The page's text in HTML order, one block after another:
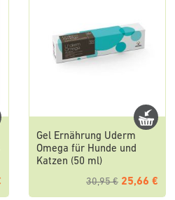
Gel Ernährung Uderm
Omega für Hunde und
Katzen (50 ml)
30,95 € 25,66 €